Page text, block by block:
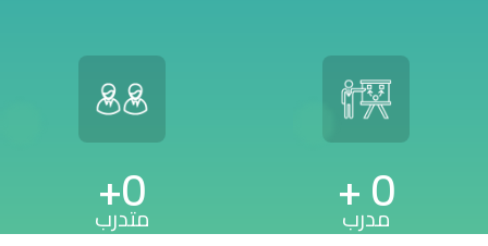
0
+
مدرب 0
+
متدرب